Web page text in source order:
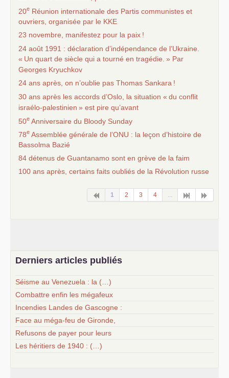
20e Réunion internationale des Partis communistes et
ouvriers, organisée par le KKE
23 novembre, manifestez pour la paix !
24 août 1991 : déclaration d’indépendance de l’Ukraine.
« Un quart de siècle qui a tourné en tragédie. » Par
Georges Kryuchkov
24 ans après, on n’oublie pas Thomas Sankara !
30 ans après les accords d’Oslo, la situation « du conflit
israélo-palestinien » est pire qu’avant
50e Anniversaire du Bloody Sunday
78e Assemblée générale de l’ONU : la leçon d’histoire de
Bassolma Bazié
84 détenus de Guantanamo sont en grève de la faim
100 ans après, certains faits oubliés de la Révolution russe
1 2 3 4
Derniers articles publiés
Séisme au Venezuela : la (…)
Combattre enfin les mégafeux
Incendies Landes de Gascogne :
Face au méga-feu de Gironde,
Refusons de payer pour leurs
Les héritiers de 1940 : (…)